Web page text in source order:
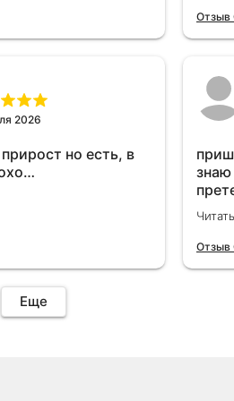
что будет
Отзыв
2026
но есть, в
знаю
Отзыв
Еще